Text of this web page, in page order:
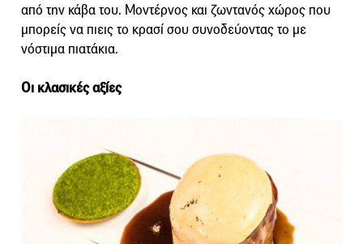
από την κάβα του. Μοντέρνος και ζωντανός χώρος που
μπορείς να πιεις το κρασί σου συνοδεύοντας το με
νόστιμα πιατάκια.
Οι κλασικές αξίες